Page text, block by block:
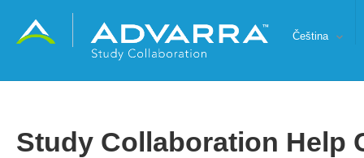
Čeština
Study Collaboration Help